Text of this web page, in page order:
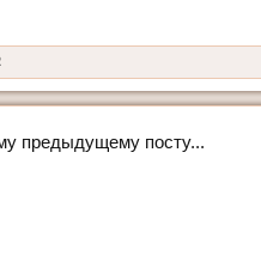
предыдущему посту...